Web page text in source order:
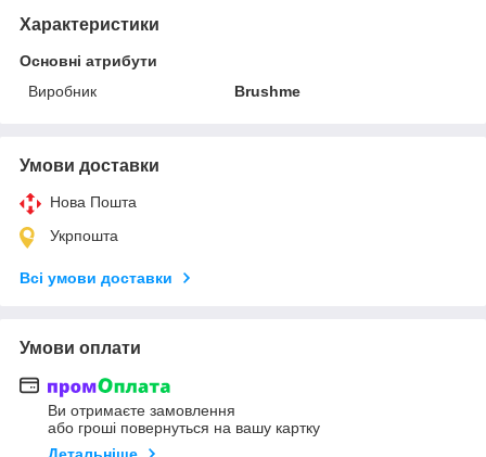
Характеристики
Основні атрибути
Виробник
Brushme
Умови доставки
Нова Пошта
Укрпошта
Всі умови доставки
Умови оплати
Ви отримаєте замовлення
або гроші повернуться на вашу картку